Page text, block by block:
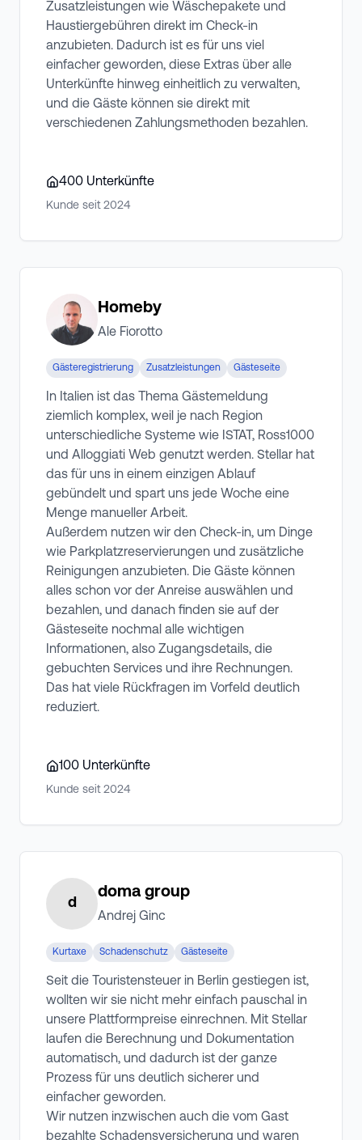
Zusatzleistungen wie Wäschepakete und
Haustiergebühren direkt im Check-in
anzubieten. Dadurch ist es für uns viel
einfacher geworden, diese Extras über alle
Unterkünfte hinweg einheitlich zu verwalten,
und die Gäste können sie direkt mit
verschiedenen Zahlungsmethoden bezahlen.
400 Unterkünfte
Kunde seit 2024
Homeby
Ale Fiorotto
Gästeregistrierung Zusatzleistungen Gästeseite
In Italien ist das Thema Gästemeldung
ziemlich komplex, weil je nach Region
unterschiedliche Systeme wie ISTAT, Ross1000
und Alloggiati Web genutzt werden. Stellar hat
das für uns in einem einzigen Ablauf
gebündelt und spart uns jede Woche eine
Menge manueller Arbeit.
Außerdem nutzen wir den Check-in, um Dinge
wie Parkplatzreservierungen und zusätzliche
Reinigungen anzubieten. Die Gäste können
alles schon vor der Anreise auswählen und
bezahlen, und danach finden sie auf der
Gästeseite nochmal alle wichtigen
Informationen, also Zugangsdetails, die
gebuchten Services und ihre Rechnungen.
Das hat viele Rückfragen im Vorfeld deutlich
reduziert.
100 Unterkünfte
Kunde seit 2024
d
doma group
Andrej Ginc
Kurtaxe Schadenschutz Gästeseite
Seit die Touristensteuer in Berlin gestiegen ist,
wollten wir sie nicht mehr einfach pauschal in
unsere Plattformpreise einrechnen. Mit Stellar
laufen die Berechnung und Dokumentation
automatisch, und dadurch ist der ganze
Prozess für uns deutlich sicherer und
einfacher geworden.
Wir nutzen inzwischen auch die vom Gast
bezahlte Schadensversicherung und waren